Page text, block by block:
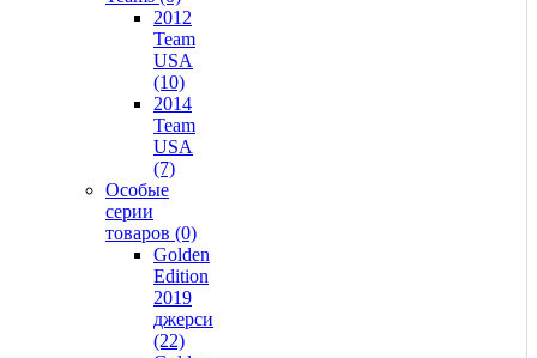
2012
Team
USA
(10)
2014
Team
USA
(7)
Особые
серии
товаров (0)
Golden
Edition
2019
джерси
(22)